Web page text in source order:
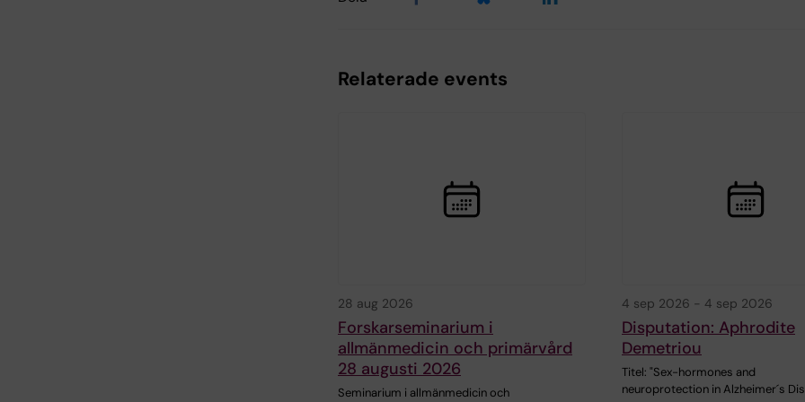
Relaterade events
28 aug 2026
Forskarseminarium i
allmänmedicin och primärvård
28 augusti 2026
Seminarium i allmänmedicin och
4 sep 2026 - 4 sep 2026
Disputation: Aphrodite
Demetriou
Titel: "Sex-hormones and
neuroprotection in Alzheimer´s